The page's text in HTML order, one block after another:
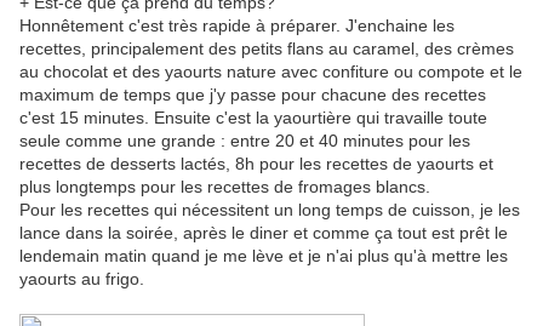
Honnêtement c'est très rapide à préparer. J'enchaine les
recettes, principalement des petits flans au caramel, des crèmes
au chocolat et des yaourts nature avec confiture ou compote et le
maximum de temps que j'y passe pour chacune des recettes
c'est 15 minutes. Ensuite c'est la yaourtière qui travaille toute
seule comme une grande : entre 20 et 40 minutes pour les
recettes de desserts lactés, 8h pour les recettes de yaourts et
plus longtemps pour les recettes de fromages blancs.
Pour les recettes qui nécessitent un long temps de cuisson, je les
lance dans la soirée, après le diner et comme ça tout est prêt le
lendemain matin quand je me lève et je n'ai plus qu'à mettre les
yaourts au frigo.